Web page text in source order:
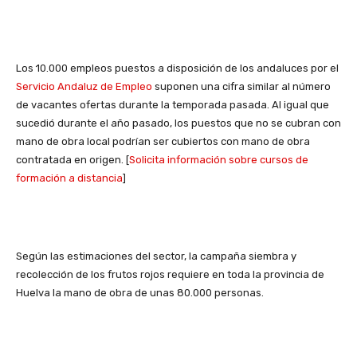
Los 10.000 empleos puestos a disposición de los andaluces por el
Servicio Andaluz de Empleo suponen una cifra similar al número
de vacantes ofertas durante la temporada pasada. Al igual que
sucedió durante el año pasado, los puestos que no se cubran con
mano de obra local podrían ser cubiertos con mano de obra
contratada en origen. [Solicita información sobre cursos de
formación a distancia]
Según las estimaciones del sector, la campaña siembra y
recolección de los frutos rojos requiere en toda la provincia de
Huelva la mano de obra de unas 80.000 personas.